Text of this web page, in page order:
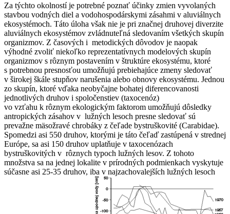
Za týchto okolností je potrebné poznať účinky zmien vyvolaných
stavbou vodných diel a vodohospodárskymi zásahmi v aluviálnych
ekosystémoch. Táto úloha však nie je pri značnej druhovej diverzite
aluviálnych ekosystémov zvládnuteľná sledovaním všetkých skupín
organizmov. Z časových i metodických dôvodov je naopak
výhodné zvoliť niekoľko reprezentatívnych modelových skupín
organizmov s rôznym postavením v štruktúre ekosystému, ktoré
s potrebnou presnosťou umožňujú prebiehajúce zmeny sledovať
v širokej škále stupňov narušenia alebo obnovy ekosystému. Jednou
zo skupín, ktoré vďaka neobyčajne bohatej diferencovanosti
jednotlivých druhov i spoločenstiev (taxocenóz)
vo vzťahu k rôznym ekologickým faktorom umožňujú dôsledky
antropických zásahov v lužných lesoch presne sledovať sú
prevažne mäsožravé chrobáky z čeľade bystruškovité (Carabidae).
Spomedzi asi 550 druhov, ktorými je táto čeľaď zastúpená v strednej
Európe, sa asi 150 druhov uplatňuje v taxocenózach
bystruškovitých v rôznych typoch lužných lesov. Z tohoto
množstva sa na jednej lokalite v prírodných podmienkach vyskytuje
súčasne asi 25-35 druhov, iba v najzachovalejších lužných lesoch